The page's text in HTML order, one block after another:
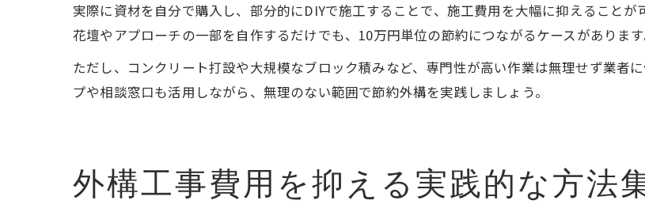
実際に資材を自分で購入し、部分的にDIYで施工することで、施工費用を大幅に抑えることが
花壇やアプローチの一部を自作するだけでも、10万円単位の節約につながるケースがあります
ただし、コンクリート打設や大規模なブロック積みなど、専門性が高い作業は無理せず業者
プや相談窓口も活用しながら、無理のない範囲で節約外構を実践しましょう。
外構工事費用を抑える実践的な方法